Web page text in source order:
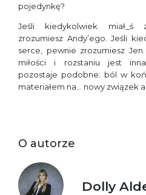
pojedynkę?
Jeśli kiedykolwiek miał_ś
zrozumiesz Andy’ego. Jeśli
serce, pewnie zrozumiesz
miłości i rozstaniu jest
pozostaje podobne: ból w
materiałem na… nowy związek
O autorze
Dolly